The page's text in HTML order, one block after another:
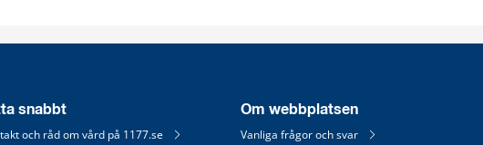
snabbt
och råd om vård på 1177.se
Om webbplatsen
Vanliga frågor och svar